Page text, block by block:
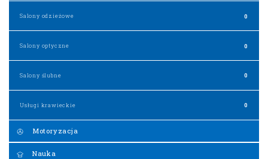
Salony odzieżowe 0
Salony optyczne 0
Salony ślubne 0
Usługi krawieckie 0
Motoryzacja
Nauka